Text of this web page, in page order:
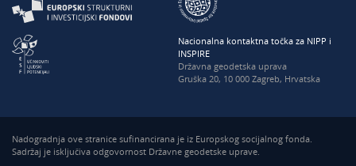
Nacionalna kontaktna točka za NIPP i
INSPIRE
Državna geodetska uprava
Gruška 20, 10 000 Zagreb, Hrvatska
Nadogradnja ove stranice sufinancirana je iz Europskog socijalnog fonda.
Sadržaj je isključiva odgovornost Državne geodetske uprave.